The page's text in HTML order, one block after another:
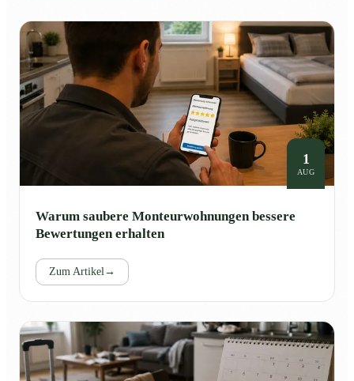
1
AUG
Warum saubere Monteurwohnungen bessere
Bewertungen erhalten
Zum Artikel→